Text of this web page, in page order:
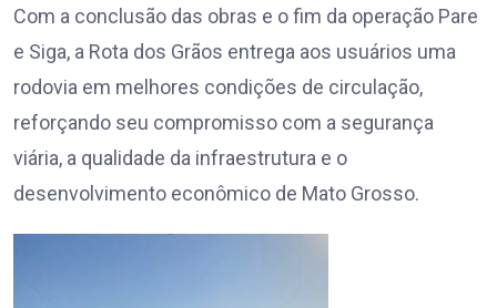
Com a conclusão das obras e o fim da operação Pare
e Siga, a Rota dos Grãos entrega aos usuários uma
rodovia em melhores condições de circulação,
reforçando seu compromisso com a segurança
viária, a qualidade da infraestrutura e o
desenvolvimento econômico de Mato Grosso.